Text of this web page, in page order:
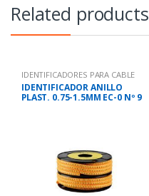
Related products
IDENTIFICADORES PARA CABLE
IDENTIFICADOR ANILLO
PLAST. 0.75-1.5MM EC-0 Nº 9